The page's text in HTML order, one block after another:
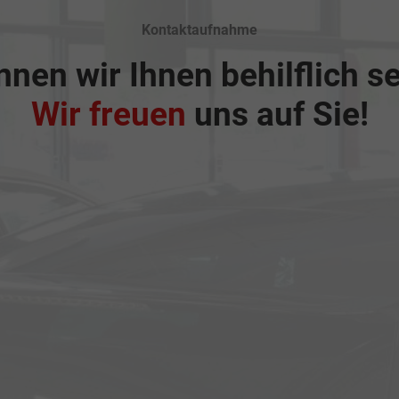
Kontaktaufnahme
wir Ihnen behilflich
Wir freuen uns auf Sie!